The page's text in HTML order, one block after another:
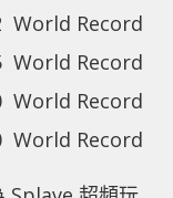
World Record
World Record
World Record
World Record